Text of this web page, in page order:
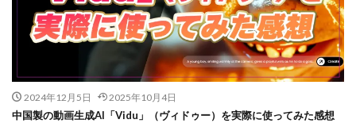
2024年12月5日 2025年10月4日
中国製の動画生成AI「Vidu」（ヴィドゥー）を実際に使ってみた感想